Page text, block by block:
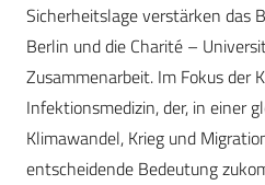
Sicherheitslage verstärken das
Berlin und die Charité –
Zusammenarbeit. Im Fokus der
Infektionsmedizin, der, in einer
Klimawandel, Krieg und
entscheidende Bedeutung